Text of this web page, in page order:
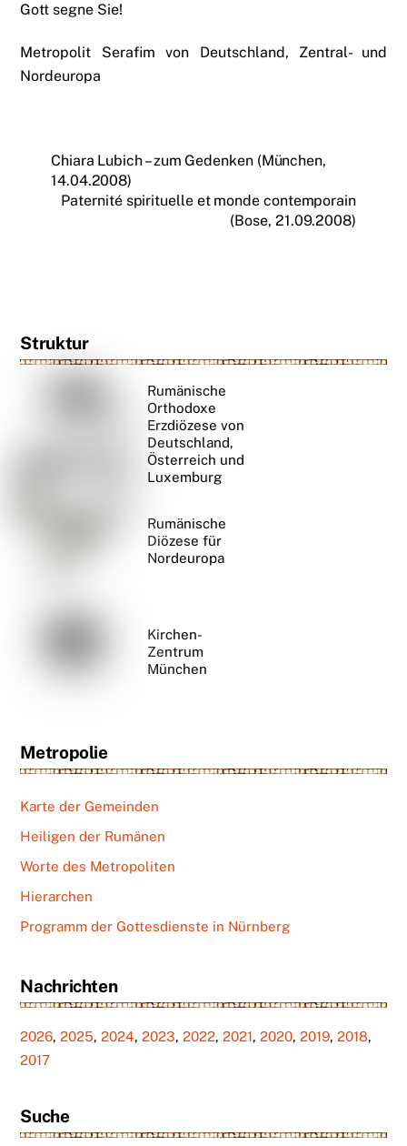
Gott segne Sie!
Metropolit Serafim von Deutschland, Zentral- und
Nordeuropa
Chiara Lubich – zum Gedenken (München,
14.04.2008)
Paternité spirituelle et monde contemporain
(Bose, 21.09.2008)
Struktur
Rumänische
Orthodoxe
Erzdiözese von
Deutschland,
Österreich und
Luxemburg
Rumänische
Diözese für
Nordeuropa
Kirchen-
Zentrum
München
Metropolie
Karte der Gemeinden
Heiligen der Rumänen
Worte des Metropoliten
Hierarchen
Programm der Gottesdienste in Nürnberg
Nachrichten
2026,2025,2024,2023,2022,2021,2020,2019,2018,
2017
Suche